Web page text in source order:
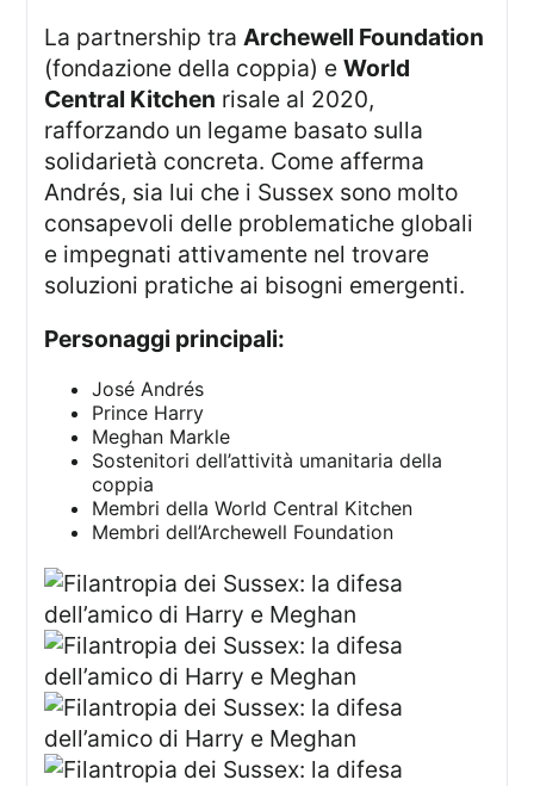
La partnership traArchewell Foundation
(fondazione della coppia) eWorld
Central Kitchen risale al 2020,
rafforzando un legame basato sulla
solidarietà concreta. Come afferma
Andrés, sia lui che i Sussex sono molto
consapevoli delle problematiche globali
e impegnati attivamente nel trovare
soluzioni pratiche ai bisogni emergenti.
Personaggi principali:
José Andrés
Prince Harry
Meghan Markle
Sostenitori dell’attività umanitaria della
coppia
Membri della World Central Kitchen
Membri dell’Archewell Foundation